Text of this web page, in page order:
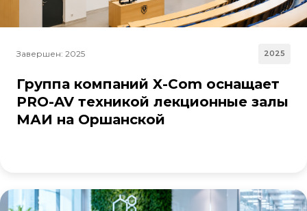
Завершен: 2025 2025
Группа компаний X-Com оснащает
PRO-AV техникой лекционные залы
МАИ на Оршанской